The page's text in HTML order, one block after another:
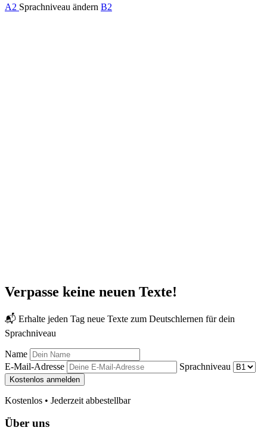
A2 Sprachniveau ändern B2
Verpasse keine neuen Texte!
📬 Erhalte jeden Tag neue Texte zum Deutschlernen für dein
Sprachniveau
Name
E-Mail-Adresse
Sprachniveau
Kostenlos anmelden
Kostenlos • Jederzeit abbestellbar
Über uns